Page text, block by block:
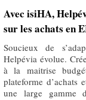
Avec isiHA,
sur les achats en
Soucieux de s’adapter aux attentes des EHPAD, l’offre
Helpévia évolue.
à la maitrise
plateforme d’achats
une large gamme